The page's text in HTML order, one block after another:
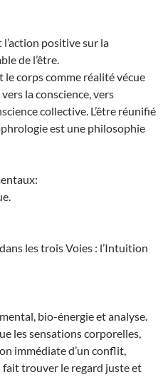
positive sur la
de l’être.
corps comme réalité vécue
la conscience, vers
collective. L’être réunifié
est une philosophie
les trois Voies : l’Intuition
bio-énergie et analyse.
les sensations corporelles,
immédiate d’un conflit,
trouver le regard juste et